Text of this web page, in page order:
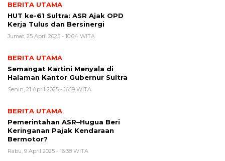
BERITA UTAMA
HUT ke-61 Sultra: ASR Ajak OPD
Kerja Tulus dan Bersinergi
Jumat, 25 April 2025 - 10:04 WITA
BERITA UTAMA
Semangat Kartini Menyala di
Halaman Kantor Gubernur Sultra
Senin, 21 April 2025 - 16:19 WITA
BERITA UTAMA
Pemerintahan ASR–Hugua Beri
Keringanan Pajak Kendaraan
Bermotor?
Rabu, 9 April 2025 - 16:38 WITA